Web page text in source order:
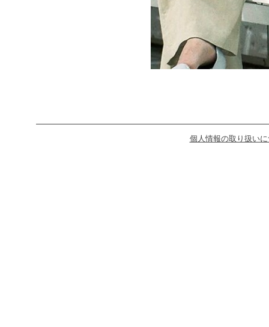
個人情報の取り扱い